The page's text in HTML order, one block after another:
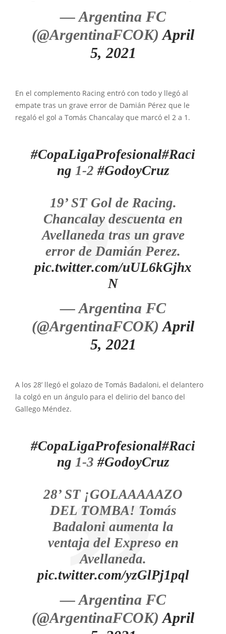
— Argentina FC
(@ArgentinaFCOK)April
5, 2021
En el complemento Racing entró con todo y llegó al
empate tras un grave error de Damián Pérez que le
regaló el gol a Tomás Chancalay que marcó el 2 a 1.
#CopaLigaProfesional#Raci
ng 1-2 #GodoyCruz
19’ ST Gol de Racing.
Chancalay descuenta en
Avellaneda tras un grave
error de Damián Perez.
pic.twitter.com/uUL6kGjhx
N
— Argentina FC
(@ArgentinaFCOK)April
5, 2021
A los 28’ llegó el golazo de Tomás Badaloni, el delantero
la colgó en un ángulo para el delirio del banco del
Gallego Méndez.
#CopaLigaProfesional#Raci
ng 1-3 #GodoyCruz
28’ ST ¡GOLAAAAAZO
DEL TOMBA! Tomás
Badaloni aumenta la
ventaja del Expreso en
Avellaneda.
pic.twitter.com/yzGlPj1pql
— Argentina FC
(@ArgentinaFCOK)April